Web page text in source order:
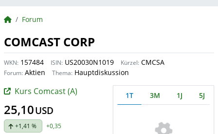
BörsenNEWS.de
Forum
COMCAST CORP
WKN: 157484 ISIN: US20030N1019 Kürzel: CMCSA
Forum: Aktien Thema: Hauptdiskussion
Kurs Comcast (A)
25,10USD
+1,41 %
+0,35
1T 3M 1J 5J